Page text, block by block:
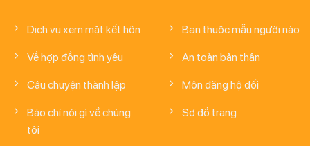
Dịch vụ xem mặt kết hôn
Về hợp đồng tình yêu
Câu chuyện thành lập
Báo chí nói gì về chúng
tôi
Bạn thuộc mẫu người nào
An toàn bản thân
Môn đăng hộ đối
Sơ đồ trang